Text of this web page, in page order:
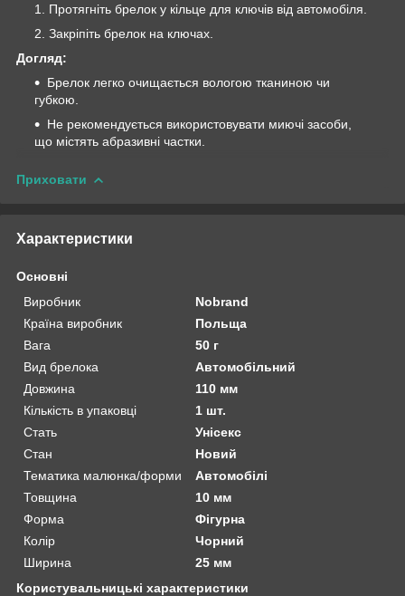
Протягніть брелок у кільце для ключів від автомобіля.
Закріпіть брелок на ключах.
Догляд:
Брелок легко очищається вологою тканиною чи
губкою.
Не рекомендується використовувати миючі засоби,
що містять абразивні частки.
Приховати
Характеристики
Основні
Виробник
Nobrand
Країна виробник
Польща
Вага
50 г
Вид брелока
Автомобільний
Довжина
110 мм
Кількість в упаковці
1 шт.
Стать
Унісекс
Стан
Новий
Тематика малюнка/форми
Автомобілі
Товщина
10 мм
Форма
Фігурна
Колір
Чорний
Ширина
25 мм
Користувальницькі характеристики